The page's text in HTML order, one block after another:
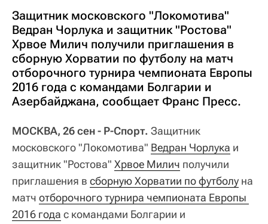
Защитник московского "Локомотива"
Ведран Чорлука и защитник "Ростова"
Хрвое Милич получили приглашения в
сборную Хорватии по футболу на матч
отборочного турнира чемпионата Европы
2016 года с командами Болгарии и
Азербайджана, сообщает Франс Пресс.
МОСКВА, 26 сен - Р-Спорт. Защитник
московского "Локомотива" Ведран Чорлука и
защитник "Ростова" Хрвое Милич получили
приглашения в сборную Хорватии по футболу на
матч отборочного турнира чемпионата Европы
2016 года с командами Болгарии и